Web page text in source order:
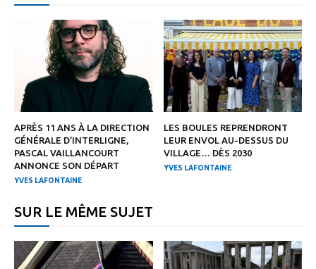
APRÈS 11 ANS À LA DIRECTION
GÉNÉRALE D’INTERLIGNE,
PASCAL VAILLANCOURT
ANNONCE SON DÉPART
YVES LAFONTAINE
LES BOULES REPRENDRONT
LEUR ENVOL AU-DESSUS DU
VILLAGE… DÈS 2030
YVES LAFONTAINE
SUR LE MÊME SUJET